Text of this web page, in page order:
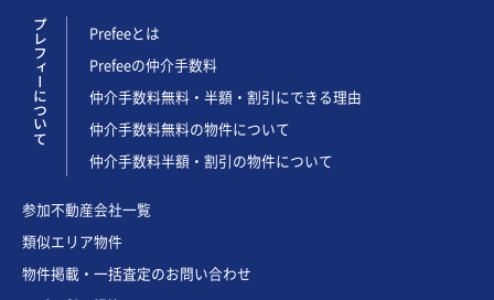
プレフィーについて
Prefeeとは
Prefeeの仲介手数料
仲介手数料無料・半額・割引にできる理由
仲介手数料無料の物件について
仲介手数料半額・割引の物件について
参加不動産会社一覧
類似エリア物件
物件掲載・一括査定のお問い合わせ